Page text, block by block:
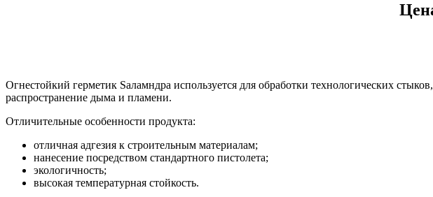
Огнестойкий герметик Sаламндра используется для обработки технологических
распространение дыма и пламени.
Отличительные особенности продукта:
отличная адгезия к строительным материалам;
нанесение посредством стандартного пистолета;
экологичность;
высокая температурная стойкость.